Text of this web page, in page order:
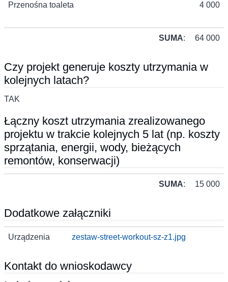
Przenośna toaleta 4 000
SUMA: 64 000
Czy projekt generuje koszty utrzymania w
kolejnych latach?
TAK
Łączny koszt utrzymania zrealizowanego
projektu w trakcie kolejnych 5 lat (np. koszty
sprzątania, energii, wody, bieżących
remontów, konserwacji)
SUMA: 15 000
Dodatkowe załączniki
Urządzenia zestaw-street-workout-sz-z1.jpg
Kontakt do wnioskodawcy